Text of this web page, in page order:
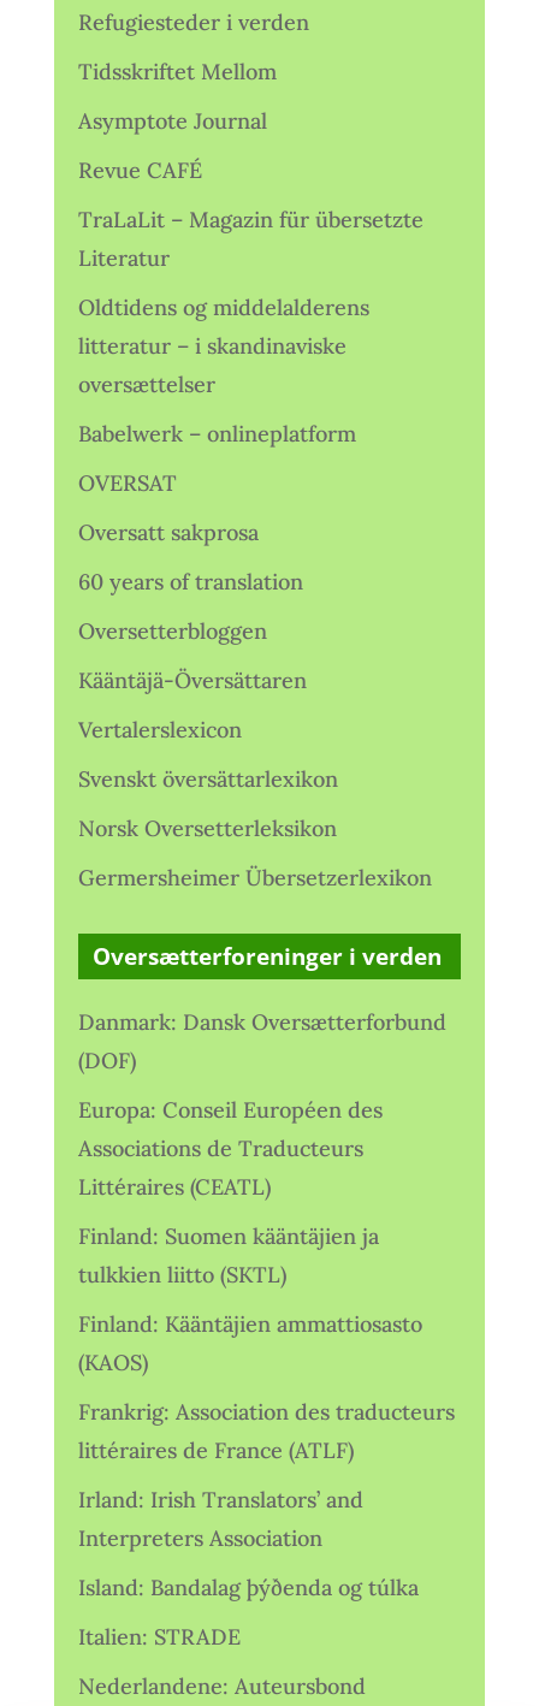
Refugiesteder i verden
Tidsskriftet Mellom
Asymptote Journal
Revue CAFÉ
TraLaLit – Magazin für übersetzte
Literatur
Oldtidens og middelalderens
litteratur – i skandinaviske
oversættelser
Babelwerk – onlineplatform
OVERSAT
Oversatt sakprosa
60 years of translation
Oversetterbloggen
Kääntäjä-Översättaren
Vertalerslexicon
Svenskt översättarlexikon
Norsk Oversetterleksikon
Germersheimer Übersetzerlexikon
Oversætterforeninger i verden
Danmark: Dansk Oversætterforbund
(DOF)
Europa: Conseil Européen des
Associations de Traducteurs
Littéraires (CEATL)
Finland: Suomen kääntäjien ja
tulkkien liitto (SKTL)
Finland: Kääntäjien ammattiosasto
(KAOS)
Frankrig: Association des traducteurs
littéraires de France (ATLF)
Irland: Irish Translators’ and
Interpreters Association
Island: Bandalag þýðenda og túlka
Italien: STRADE
Nederlandene: Auteursbond